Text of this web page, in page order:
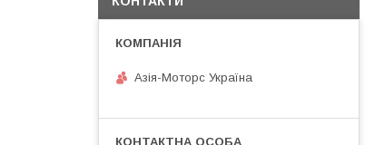
Азія-Моторс Україна